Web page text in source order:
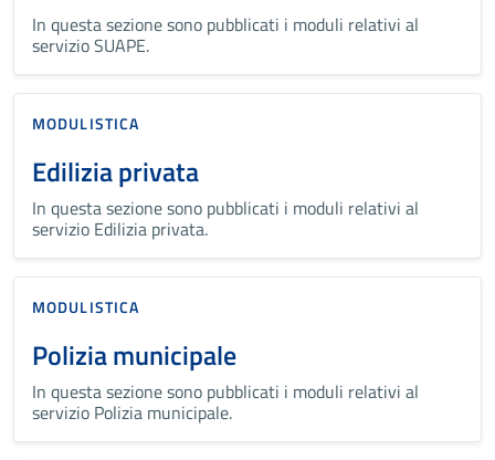
In questa sezione sono pubblicati i moduli relativi al
servizio SUAPE.
MODULISTICA
Edilizia privata
In questa sezione sono pubblicati i moduli relativi al
servizio Edilizia privata.
MODULISTICA
Polizia municipale
In questa sezione sono pubblicati i moduli relativi al
servizio Polizia municipale.